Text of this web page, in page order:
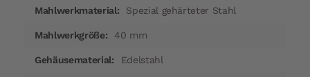
Spezial gehärteter Stahl
40 mm
Edelstahl